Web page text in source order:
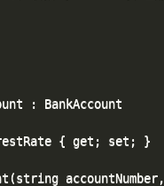
: BankAccount
{ get; set; }